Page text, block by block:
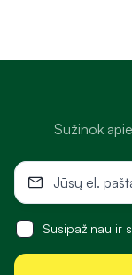
Sužinok
Susipažinau ir